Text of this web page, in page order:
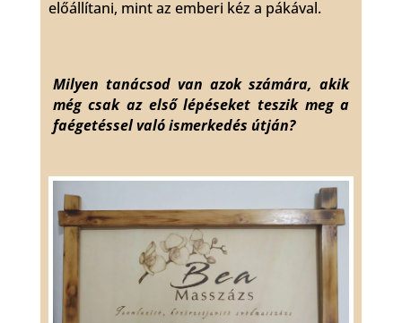
előállítani, mint az emberi kéz a pákával.
Milyen tanácsod van azok számára, akik
még csak az első lépéseket teszik meg a
faégetéssel való ismerkedés útján?